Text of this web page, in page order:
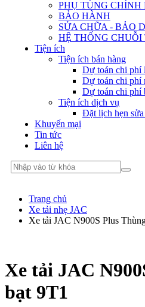
PHỤ TÙNG CHÍNH
BẢO HÀNH
SỬA CHỮA - BẢO
HỆ THỐNG CHUỖI
Tiện ích
Tiện ích bán hàng
Dự toán chi phí
Dự toán chi phí
Dự toán chi phí
Tiện ích dịch vụ
Đặt lịch hẹn sửa
Khuyến mại
Tin tức
Liên hệ
Trang chủ
Xe tải nhẹ JAC
Xe tải JAC N900S Plus
Xe tải JAC
bạt 9T1